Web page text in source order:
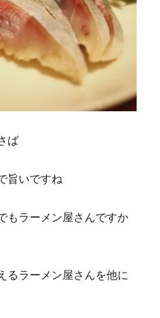
ば
旨いですね
もラーメン屋さんですか
るラーメン屋さんを他に